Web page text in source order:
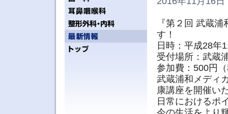
『第２回 武蔵
す！
日時：平成28
受付場所：武蔵
参加費：500円
武蔵浦和メディ
康講座を開催い
日常におけるポ